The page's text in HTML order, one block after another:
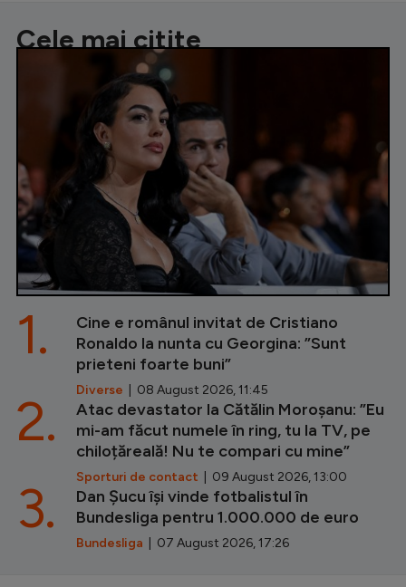
Cele mai citite
Cine e românul invitat de Cristiano
Ronaldo la nunta cu Georgina: ”Sunt
prieteni foarte buni”
Diverse | 08 August 2026, 11:45
1.
Atac devastator la Cătălin Moroșanu: ”Eu
mi-am făcut numele în ring, tu la TV, pe
chiloțăreală! Nu te compari cu mine”
Sporturi de contact | 09 August 2026, 13:00
2.
Dan Șucu își vinde fotbalistul în
Bundesliga pentru 1.000.000 de euro
Bundesliga | 07 August 2026, 17:26
3.